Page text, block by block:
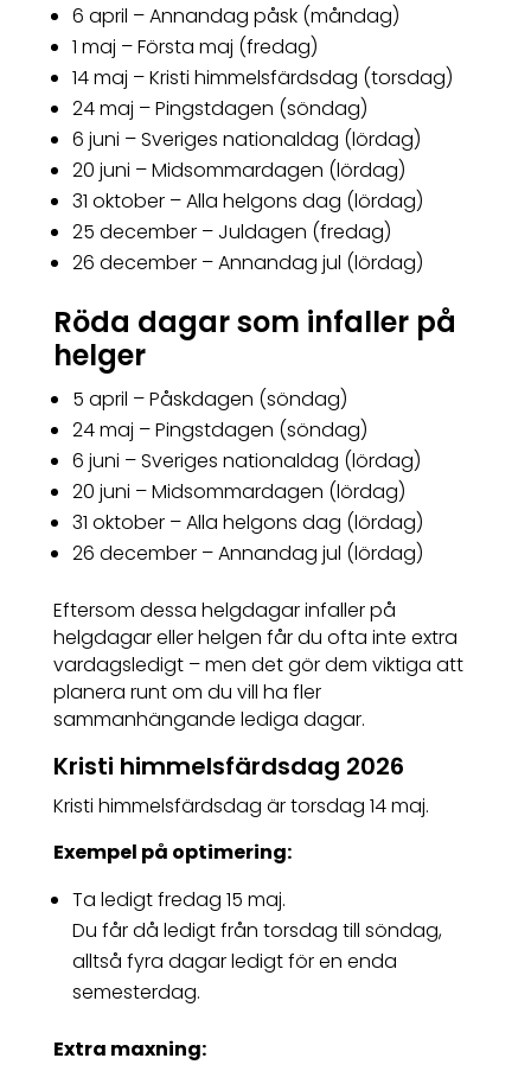
6 april – Annandag påsk (måndag)
1 maj – Första maj (fredag)
14 maj – Kristi himmelsfärdsdag (torsdag)
24 maj – Pingstdagen (söndag)
6 juni – Sveriges nationaldag (lördag)
20 juni – Midsommardagen (lördag)
31 oktober – Alla helgons dag (lördag)
25 december – Juldagen (fredag)
26 december – Annandag jul (lördag)
Röda dagar som infaller på
helger
5 april – Påskdagen (söndag)
24 maj – Pingstdagen (söndag)
6 juni – Sveriges nationaldag (lördag)
20 juni – Midsommardagen (lördag)
31 oktober – Alla helgons dag (lördag)
26 december – Annandag jul (lördag)
Eftersom dessa helgdagar infaller på
helgdagar eller helgen får du ofta inte extra
vardagsledigt – men det gör dem viktiga att
planera runt om du vill ha fler
sammanhängande lediga dagar.
Kristi himmelsfärdsdag 2026
Kristi himmelsfärdsdag är torsdag 14 maj.
Exempel på optimering:
Ta ledigt fredag 15 maj.
Du får då ledigt från torsdag till söndag,
alltså fyra dagar ledigt för en enda
semesterdag.
Extra maxning: